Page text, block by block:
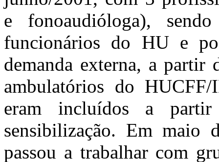
e fonoaudióloga),
funcionários do HU e
demanda externa, a partir
ambulatórios do
eram incluídos a
sensibilização. Em maio
passou a trabalhar com